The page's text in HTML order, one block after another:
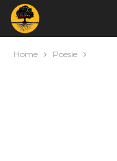
Home Poésie